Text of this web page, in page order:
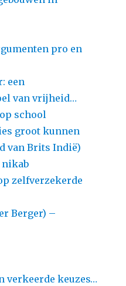
pro en
een
van vrijheid…
school
groot kunnen
van Brits Indië)
nikab
zelfverzekerde
Berger) –
verkeerde keuzes…